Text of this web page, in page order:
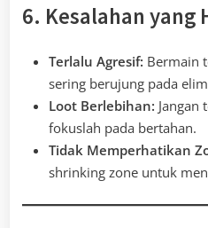
6. Kesalahan yang
Terlalu Agresif: Bermain
sering berujung pada
Loot Berlebihan: Jangan
fokuslah pada bertahan.
Tidak Memperhatikan
shrinking zone untuk